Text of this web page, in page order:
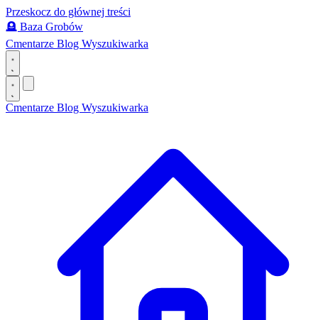
Przeskocz do głównej treści
🪦 Baza Grobów
Cmentarze Blog Wyszukiwarka
Cmentarze Blog Wyszukiwarka